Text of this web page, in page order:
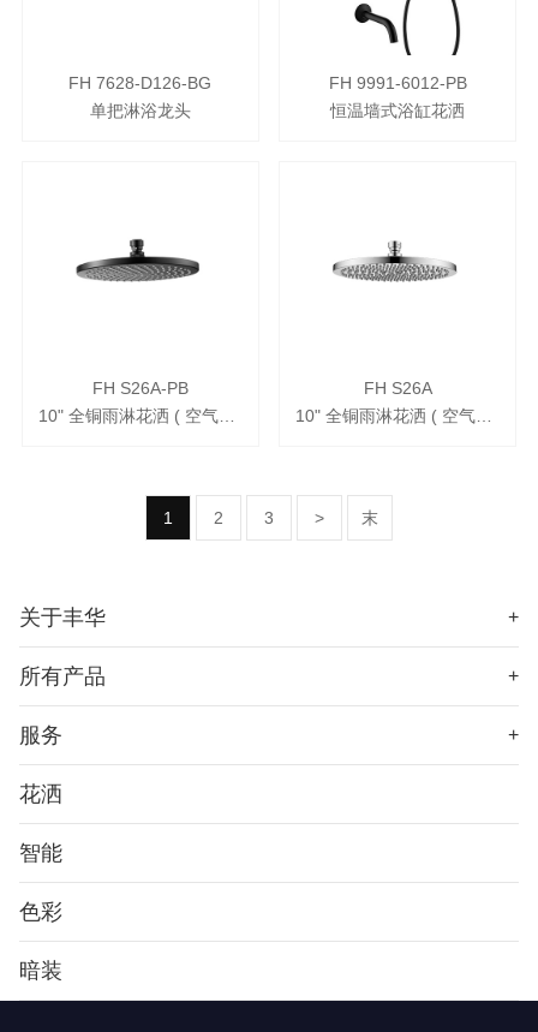
FH 7628-D126-BG
单把淋浴龙头
FH 9991-6012-PB
恒温墙式浴缸花洒
FH S26A-PB
10" 全铜雨淋花洒 ( 空气注入式 )
FH S26A
10" 全铜雨淋花洒 ( 空气注入式 )
1 2 3 > 末
关于丰华 +
所有产品 +
服务 +
花洒
智能
色彩
暗装